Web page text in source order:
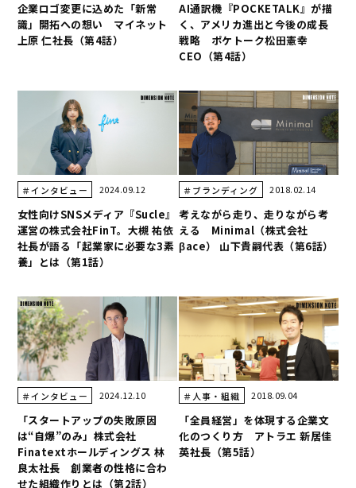
企業ロゴ変更に込めた「新常
識」開拓への想い マイネット
上原 仁社長（第4話）
AI通訳機『POCKETALK』が描
く、アメリカ進出と今後の成長
戦略 ポケトーク松田憲幸
CEO（第4話）
＃インタビュー 2024.09.12
女性向けSNSメディア『Sucle』
運営の株式会社FinT。大槻 祐依
社長が語る「起業家に必要な3素
養」とは（第1話）
＃ブランディング 2018.02.14
考えながら走り、走りながら考
える Minimal（株式会社
βace） 山下貴嗣代表（第6話）
＃インタビュー 2024.12.10
「スタートアップの失敗原因
は“自爆”のみ」株式会社
Finatextホールディングス 林
良太社長 創業者の性格に合わ
せた組織作りとは（第2話）
＃人事・組織 2018.09.04
「全員経営」を体現する企業文
化のつくり方 アトラエ 新居佳
英社長（第5話）